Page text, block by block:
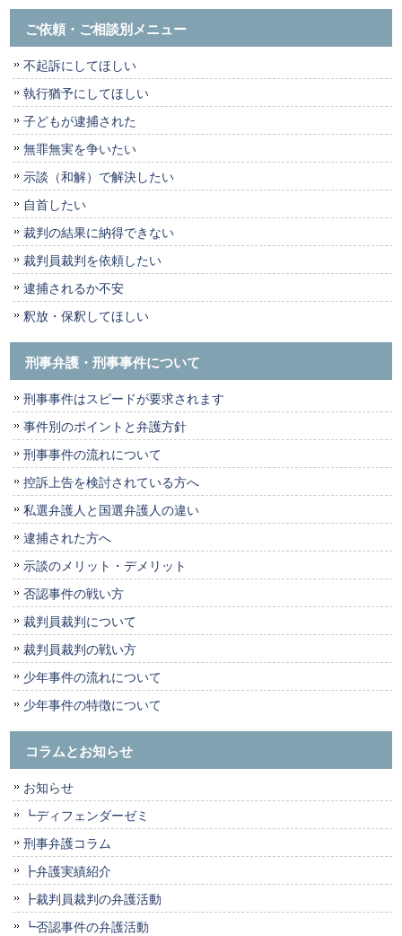
ご依頼・ご相談別メニュー
不起訴にしてほしい
執行猶予にしてほしい
子どもが逮捕された
無罪無実を争いたい
示談（和解）で解決したい
自首したい
裁判の結果に納得できない
裁判員裁判を依頼したい
逮捕されるか不安
釈放・保釈してほしい
刑事弁護・刑事事件について
刑事事件はスピードが要求されます
事件別のポイントと弁護方針
刑事事件の流れについて
控訴上告を検討されている方へ
私選弁護人と国選弁護人の違い
逮捕された方へ
示談のメリット・デメリット
否認事件の戦い方
裁判員裁判について
裁判員裁判の戦い方
少年事件の流れについて
少年事件の特徴について
コラムとお知らせ
お知らせ
┗ディフェンダーゼミ
刑事弁護コラム
┣弁護実績紹介
┣裁判員裁判の弁護活動
┗否認事件の弁護活動